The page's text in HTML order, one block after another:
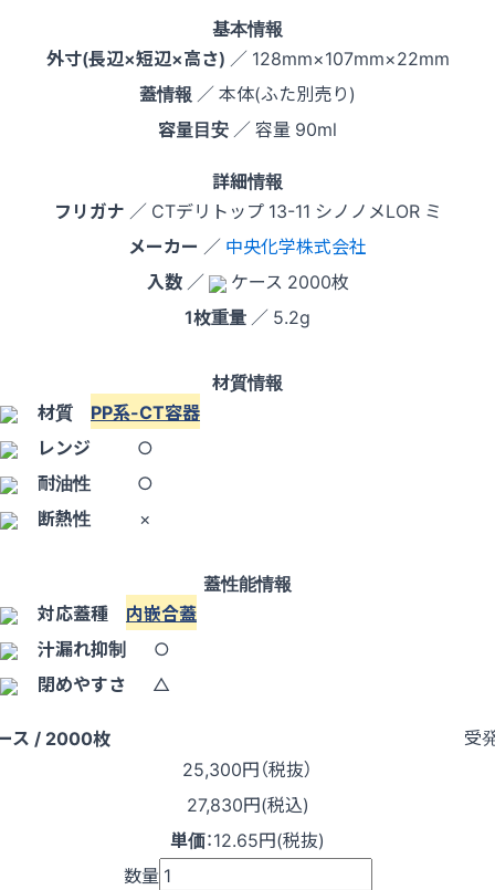
基本情報
外寸(長辺×短辺×高さ) ／ 128mm×107mm×22mm
蓋情報 ／ 本体(ふた別売り)
容量目安 ／ 容量 90ml
詳細情報
フリガナ ／ CTデリトップ 13-11 シノノメLOR ミ
メーカー ／ 中央化学株式会社
入数／
ケース 2000枚
1枚重量 ／ 5.2g
材質情報
材質 PP系-CT容器
レンジ
○
耐油性
○
断熱性
×
蓋性能情報
対応蓋種 内嵌合蓋
汁漏れ抑制
○
閉めやすさ
△
ス / 2000枚
受
25,300円（税抜）
27,830円(税込)
単価：12.65円(税抜)
数量